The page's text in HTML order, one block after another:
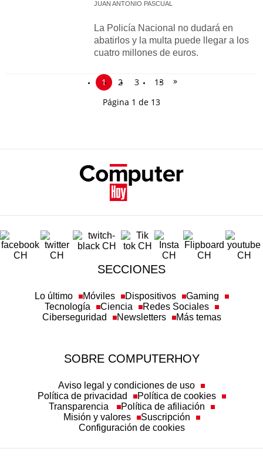
JUAN ANTONIO PASCUAL
La Policía Nacional no dudará en
abatirlos y la multa puede llegar a los
cuatro millones de euros.
1 2 3 13
»
Página 1 de 13
SECCIONES
Lo último Móviles Dispositivos
Gaming
Tecnología
Ciencia
Redes Sociales
Ciberseguridad
Newsletters Más temas
SOBRE COMPUTERHOY
Aviso legal y condiciones de uso
Política de privacidad
Política de cookies
Transparencia
Política de afiliación
Misión y valores
Suscripción
Configuración de cookies